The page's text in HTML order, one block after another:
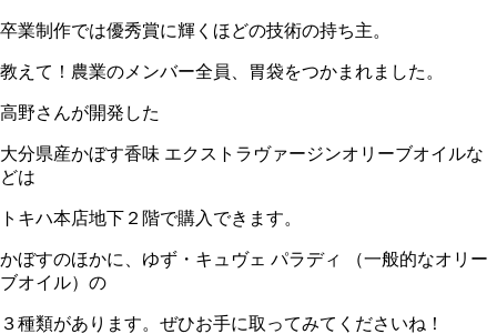
卒業制作では優秀賞に輝くほどの技術の持ち主。
教えて！農業のメンバー全員、胃袋をつかまれました。
高野さんが開発した
大分県産かぼす香味 エクストラヴァージンオリーブオイルな
どは
トキハ本店地下２階で購入できます。
かぼすのほかに、ゆず・キュヴェ パラディ （一般的なオリー
ブオイル）の
３種類があります。ぜひお手に取ってみてくださいね！